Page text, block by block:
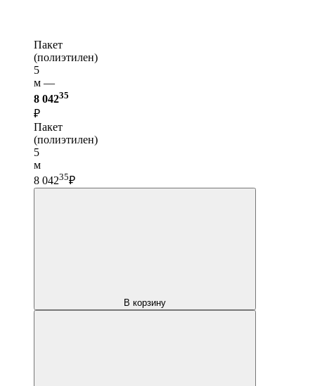
Пакет
(полиэтилен)
5
м —
8 04235
₽
Пакет
(полиэтилен)
5
м
8 04235₽
В корзину